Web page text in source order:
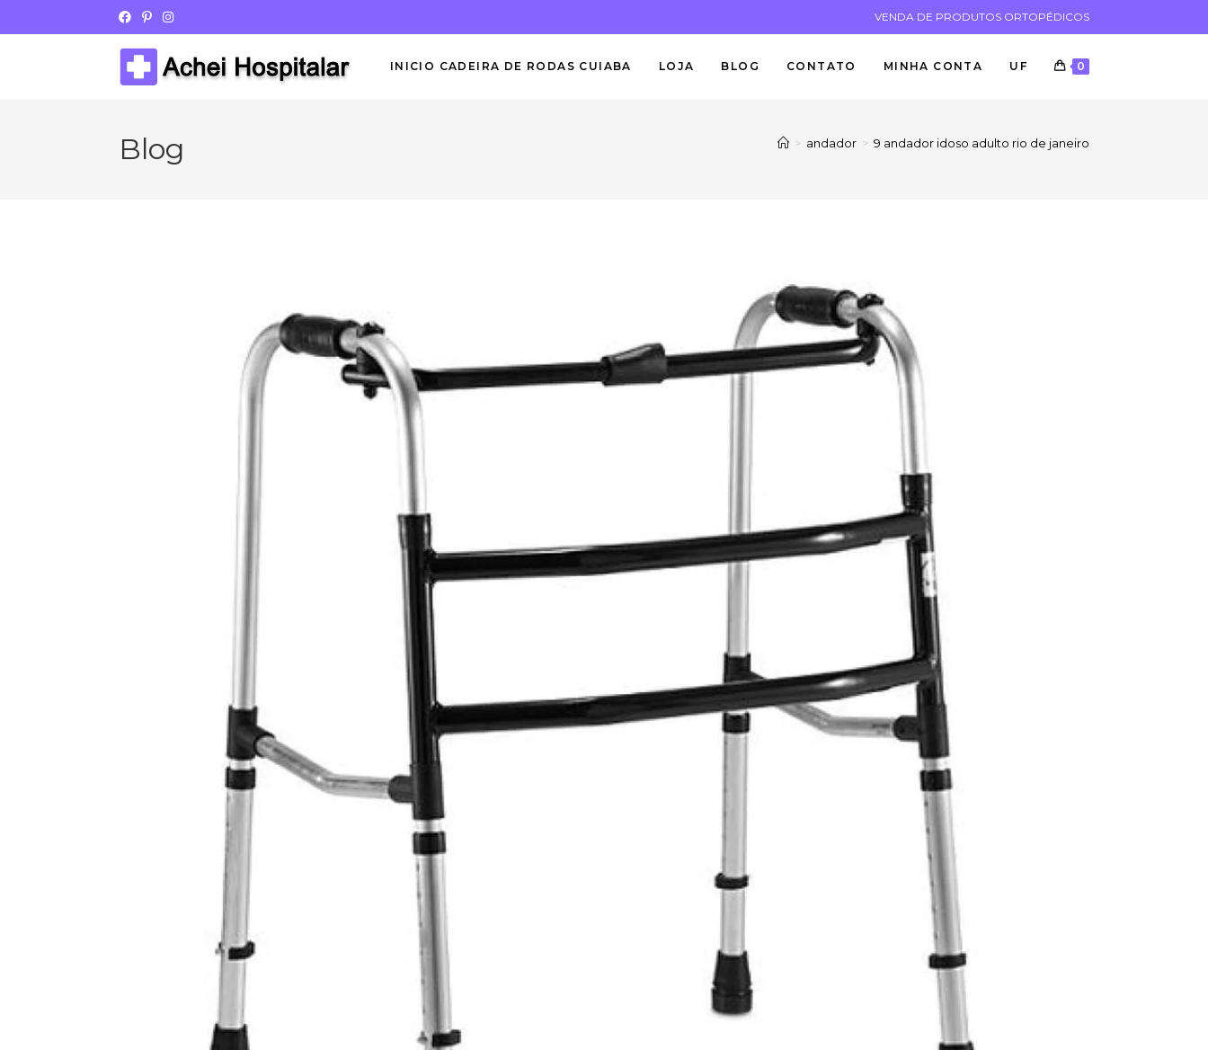
VENDA DE PRODUTOS ORTOPÉDICOS
INICIO CADEIRA DE RODAS CUIABA LOJA BLOG CONTATO MINHA CONTA UF 0
Blog > andador > 9 andador idoso adulto rio de janeiro